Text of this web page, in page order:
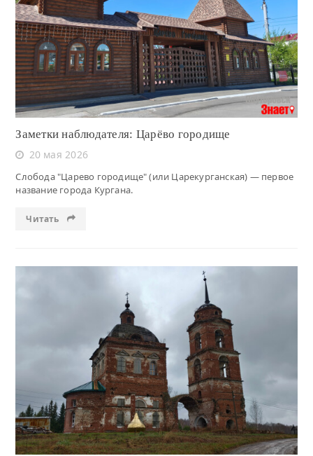
Читать
Заметки наблюдателя: Царёво городище
20 мая 2026
Слобода "Царево городище" (или Царекурганская) — первое
название города Кургана.
Читать
Читать